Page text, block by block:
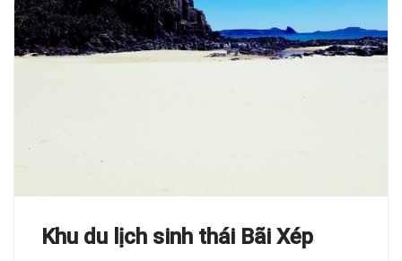
Khu du lịch sinh thái Bãi Xép